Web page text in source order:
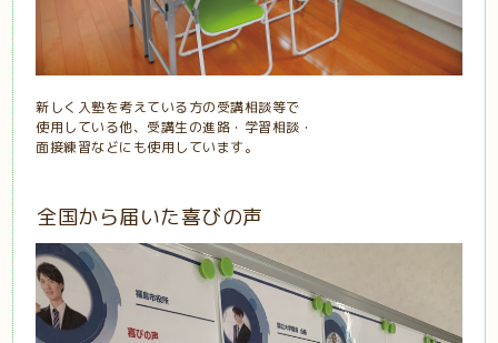
新しく入塾を考えている方の受講相談等で
使用している他、受講生の進路・学習相談・
面接練習などにも使用しています。
全国から届いた喜びの声